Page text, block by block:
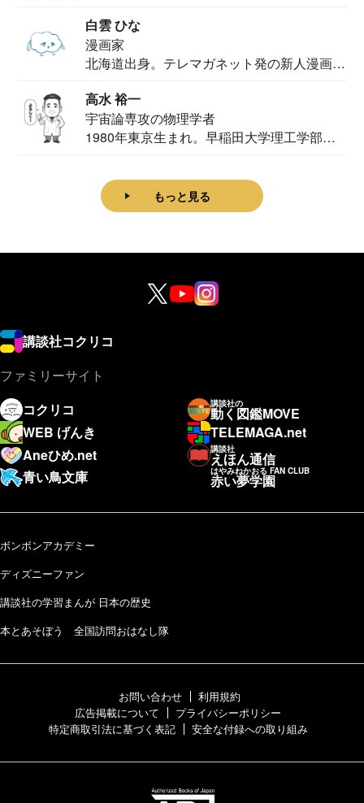
白雲 ひな
漫画家
北海道出身。テレマガネット発の新人漫画
高水 裕一
宇宙論専攻の物理学者
1980年東京生まれ。早稲田大学理工学部物
もっと見る
講談社コクリコ
ファミリーサイト
コクリコ
講談社の
動く図鑑MOVE
WEB げんき
TELEMAGA.net
Aneひめ.net
講談社
えほん通信
青い鳥文庫
はやみねかおる FAN CLUB
赤い夢学園
ボンボンアカデミー
ディズニーファン
講談社の学習まんが 日本の歴史
本とあそぼう 全国訪問おはなし隊
お問い合わせ
利用規約
広告掲載について
プライバシーポリシー
特定商取引法に基づく表記
安全な付録への取り組み